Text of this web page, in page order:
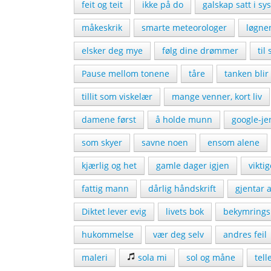
feit og teit ikke på do
galskap satt i
måkeskrik
smarte meteorologer
elsker deg mye
følg dine drømmer
til
Pause mellom tonene
tåre
tanken
tillit som viskelær
mange venner, kort liv
damene først
å holde munn
google-
som skyer
savne noen
ensom alene
kjærlig og het
gamle dager igjen
fattig mann
dårlig håndskrift
gjentar
Diktet lever evig
livets bok
hukommelse
vær deg selv
andres feil
maleri
sola mi sol og måne